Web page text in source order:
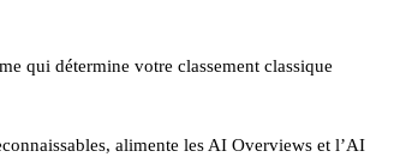
qui détermine votre classement classique
alimente les AI Overviews et l’AI